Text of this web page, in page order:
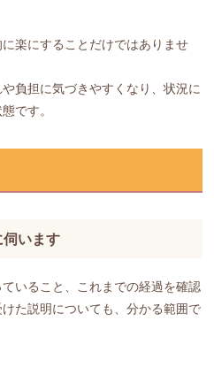
楽にすることだけではありませ
負担に気づきやすくなり、状況に
です。
伺います
いること、これまでの経過を確認
た説明についても、分かる範囲で